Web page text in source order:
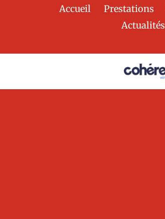
Accueil Prestations
Actualités